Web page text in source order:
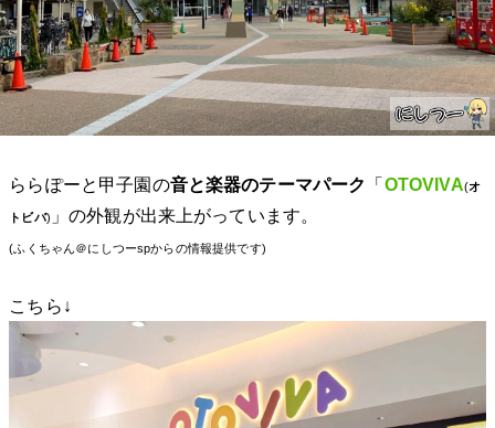
ららぽーと甲子園の音と楽器のテーマパーク 「OTOVIVA(オ
トビバ) 」の外観が出来上がっています。
(ふくちゃん＠にしつーspからの情報提供です)
こちら↓